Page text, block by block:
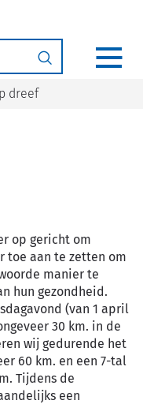
Zoeken
dreef
op gericht om
toe aan te zetten om
manier te
hun gezondheid.
(van 1 april
30 km. in de
wij gedurende het
60 km. en een 7-tal
Tijdens de
een